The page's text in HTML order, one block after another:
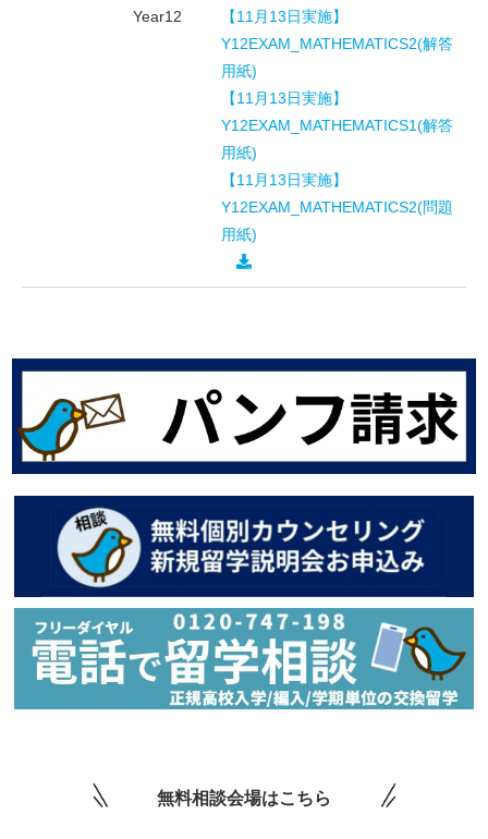
Year12
【11月13日実施】
Y12EXAM_MATHEMATICS2(解答
用紙)
【11月13日実施】
Y12EXAM_MATHEMATICS1(解答
用紙)
【11月13日実施】
Y12EXAM_MATHEMATICS2(問題
用紙)
無料相談会場はこちら